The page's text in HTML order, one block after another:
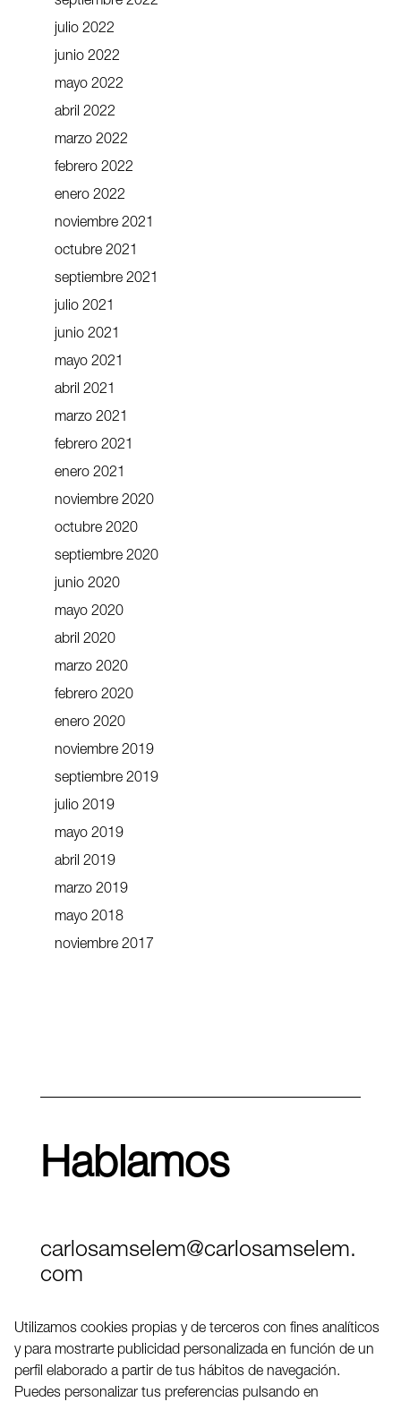
julio 2022
junio 2022
mayo 2022
abril 2022
marzo 2022
febrero 2022
enero 2022
noviembre 2021
octubre 2021
septiembre 2021
julio 2021
junio 2021
mayo 2021
abril 2021
marzo 2021
febrero 2021
enero 2021
noviembre 2020
octubre 2020
septiembre 2020
junio 2020
mayo 2020
abril 2020
marzo 2020
febrero 2020
enero 2020
noviembre 2019
septiembre 2019
julio 2019
mayo 2019
abril 2019
marzo 2019
mayo 2018
noviembre 2017
Hablamos
carlosamselem@carlosamselem.
com
Twitter
LinkedIN
Utilizamos cookies propias y de terceros con fines analíticos
y para mostrarte publicidad personalizada en función de un
perfil elaborado a partir de tus hábitos de navegación.
Puedes personalizar tus preferencias pulsando en